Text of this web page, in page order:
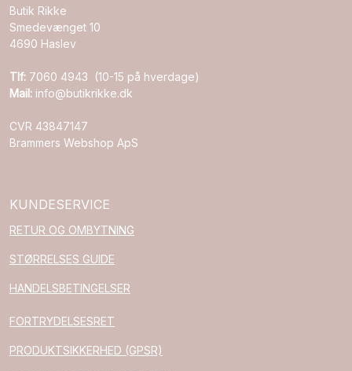
Butik Rikke
Smedevænget 10
4690 Haslev
Tlf: 7060 4943 (10-15 på hverdage)
Mail: info@butikrikke.dk
CVR 43847147
Brammers Webshop ApS
KUNDESERVICE
RETUR OG OMBYTNING
STØRRELSES GUIDE
HANDELSBETINGELSER
FORTRYDELSESRET
PRODUKTSIKKERHED (GPSR)